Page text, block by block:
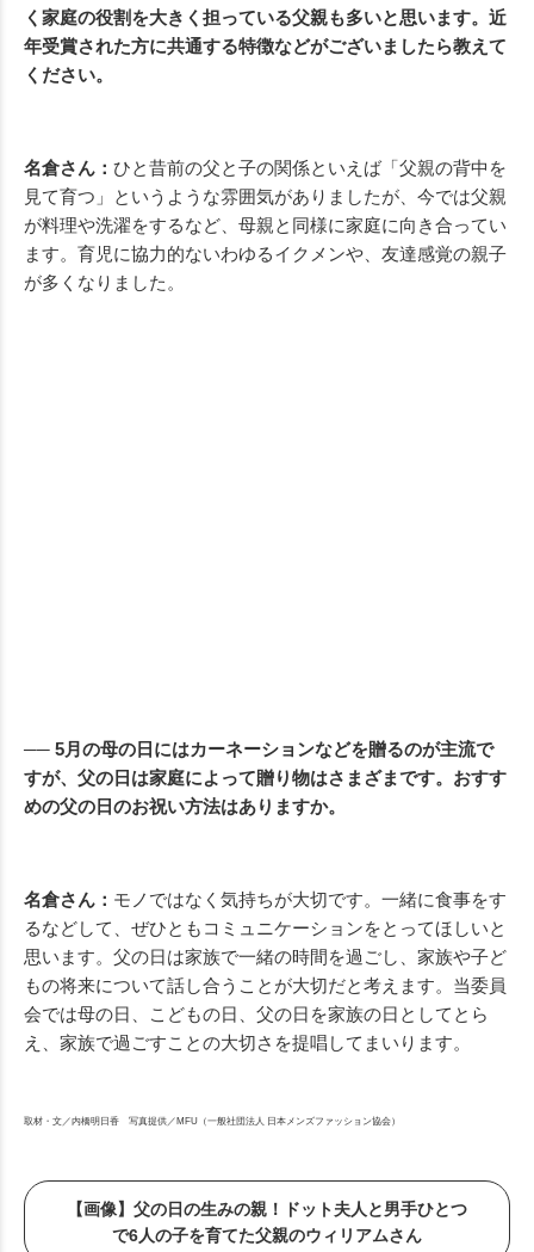
く家庭の役割を大きく担っている父親も多いと思います。近
年受賞された方に共通する特徴などがございましたら教えて
ください。
名倉さん： ひと昔前の父と子の関係といえば「父親の背中を
見て育つ」というような雰囲気がありましたが、今では父親
が料理や洗濯をするなど、母親と同様に家庭に向き合ってい
ます。育児に協力的ないわゆるイクメンや、友達感覚の親子
が多くなりました。
── 5月の母の日にはカーネーションなどを贈るのが主流で
すが、父の日は家庭によって贈り物はさまざまです。おすす
めの父の日のお祝い方法はありますか。
名倉さん： モノではなく気持ちが大切です。一緒に食事をす
るなどして、ぜひともコミュニケーションをとってほしいと
思います。父の日は家族で一緒の時間を過ごし、家族や子ど
もの将来について話し合うことが大切だと考えます。当委員
会では母の日、こどもの日、父の日を家族の日としてとら
え、家族で過ごすことの大切さを提唱してまいります。
取材・文／内橋明日香 写真提供／MFU（一般社団法人 日本メンズファッション協会）
【画像】父の日の生みの親！ドット夫人と男手ひとつ
で6人の子を育てた父親のウィリアムさん